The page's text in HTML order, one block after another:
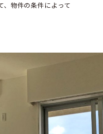
、物件の条件によって